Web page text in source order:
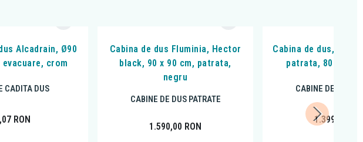
Alcadrain, Ø90
crom
CADITA DUS
RON
Cabina de dus Fluminia, Hector
black, 90 x 90 cm, patrata,
negru
CABINE DE DUS PATRATE
1.590,00 RON
Cabina de dus,
patrata, 80 x 80
CABINE DE DUS
1.399,00